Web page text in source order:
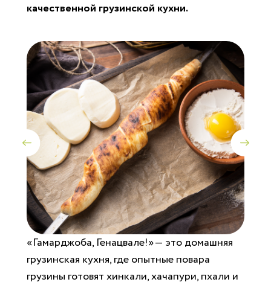
качественной грузинской кухни.
«Гамарджоба, Генацвале!»— это домашняя
грузинская кухня, где опытные повара
грузины готовят хинкали, хачапури, пхали и